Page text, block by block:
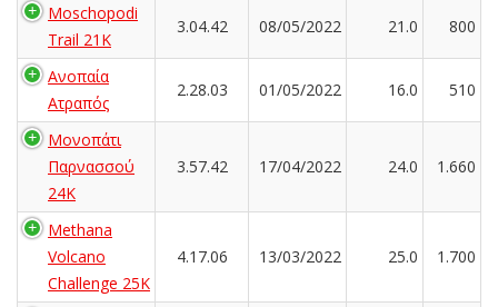
Moschopodi
Trail 21K
3.04.42 08/05/2022 21.0 800
Ανοπαία
Ατραπός
2.28.03 01/05/2022 16.0 510
Μονοπάτι
Παρνασσού
24K
3.57.42 17/04/2022 24.0 1.660
Methana
Volcano
Challenge 25K
4.17.06 13/03/2022 25.0 1.700